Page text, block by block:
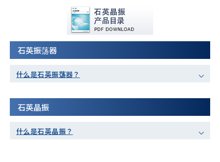
石英振荡器
什么是石英振荡器？
石英晶振
什么是石英晶振？